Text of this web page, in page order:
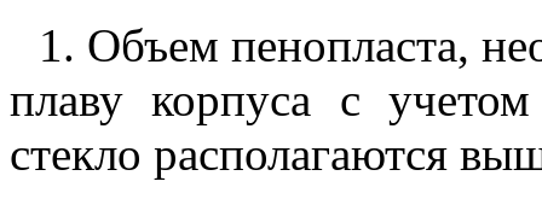
1. Объем пенопласта,
плаву корпуса с
стекло располагаются